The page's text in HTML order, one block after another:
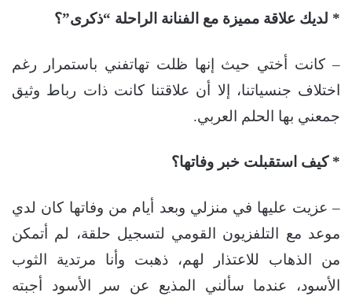
* لديك علاقة مميزة مع الفنانة الراحلة “ذكرى”؟
– كانت أختي حيث إنها ظلت تهاتفني باستمرار رغم
اختلاف جنسياتنا، إلا أن علاقتنا كانت ذات رباط وثيق
جمعني بها الحلم العربي.
* كيف استقبلت خبر وفاتها؟
– عزيت عليها في منزلي وبعد أيام من وفاتها كان لدي
موعد مع التلفزيون القومي لتسجيل حلقة، لم أتمكن
من الذهاب للاعتذار لهم، ذهبت وأنا مرتدية الثوب
الأسود، عندما سألني المذيع عن سر الأسود أجبته